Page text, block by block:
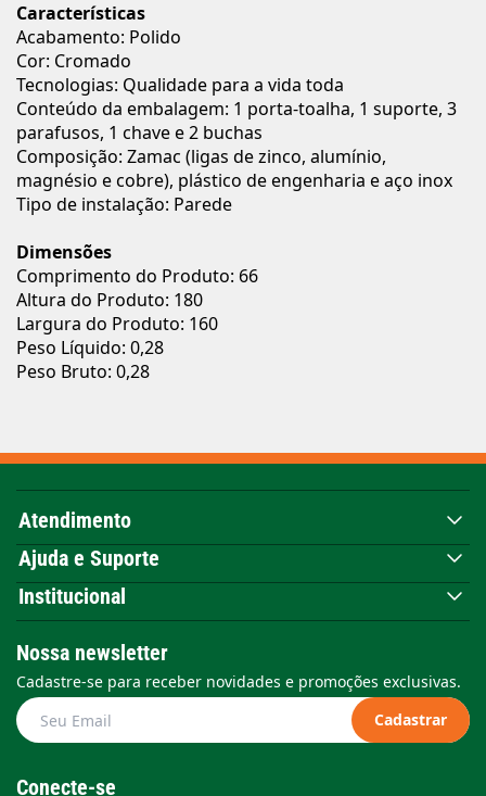
Características
Acabamento: Polido
Cor: Cromado
Tecnologias: Qualidade para a vida toda
Conteúdo da embalagem: 1 porta-toalha, 1 suporte, 3
parafusos, 1 chave e 2 buchas
Composição: Zamac (ligas de zinco, alumínio,
magnésio e cobre), plástico de engenharia e aço inox
Tipo de instalação: Parede
Dimensões
Comprimento do Produto: 66
Altura do Produto: 180
Largura do Produto: 160
Peso Líquido: 0,28
Peso Bruto: 0,28
Atendimento
Ajuda e Suporte
Institucional
Nossa newsletter
Cadastre-se para receber novidades e promoções exclusivas.
Cadastrar
Conecte-se